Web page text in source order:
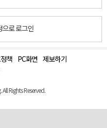
으로 로그인
책 PC화면 제보하기
Rights Reserved.